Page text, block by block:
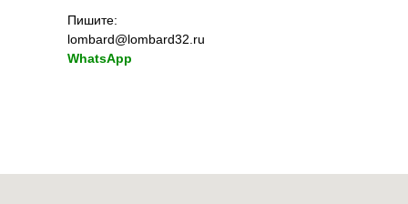
Пишите:
lombard@lombard32.ru
WhatsApp